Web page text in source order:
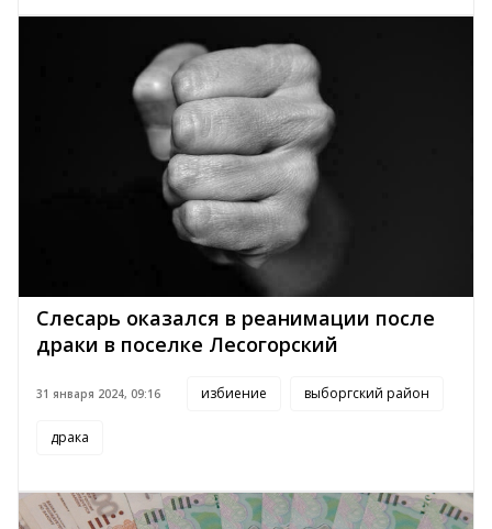
Слесарь оказался в реанимации после
драки в поселке Лесогорский
31 января 2024, 09:16 избиение выборгский район
драка